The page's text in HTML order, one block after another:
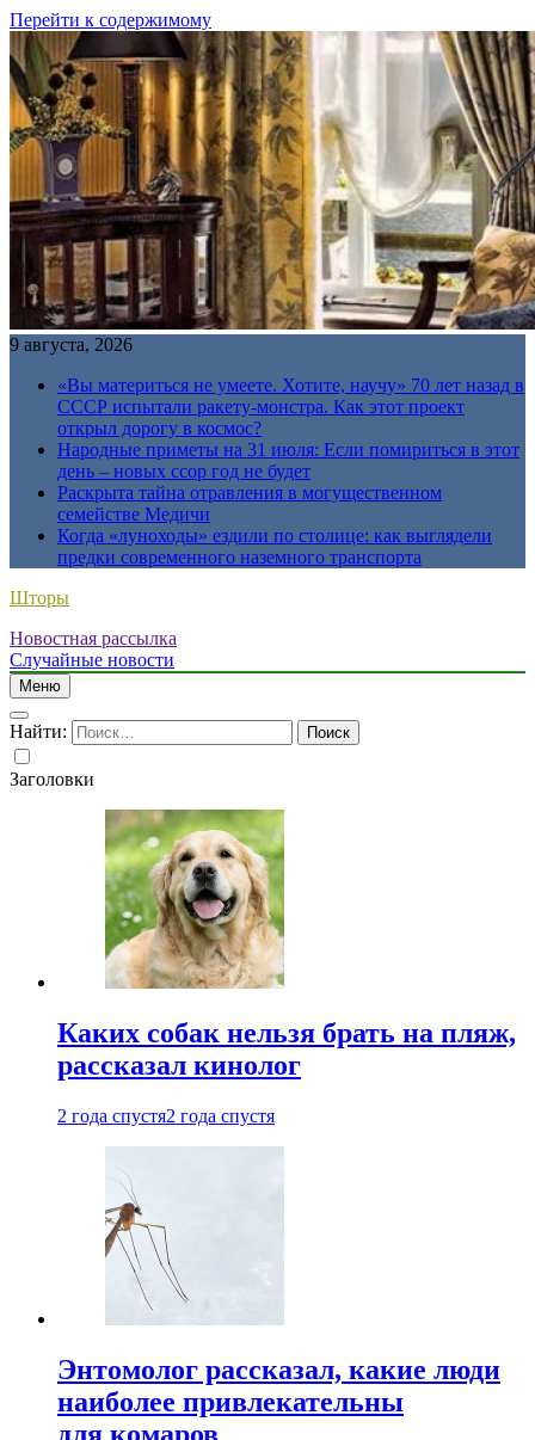
Перейти к содержимому
9 августа, 2026
«Вы материться не умеете. Хотите, научу» 70 лет назад в
СССР испытали ракету-монстра. Как этот проект
открыл дорогу в космос?
Народные приметы на 31 июля: Если помириться в этот
день – новых ссор год не будет
Раскрыта тайна отравления в могущественном
семействе Медичи
Когда «луноходы» ездили по столице: как выглядели
предки современного наземного транспорта
Шторы
Новостная рассылка
Случайные новости
Меню
Найти:
Заголовки
Каких собак нельзя брать на пляж,
рассказал кинолог
2 года спустя2 года спустя
Энтомолог рассказал, какие люди
наиболее привлекательны
для комаров